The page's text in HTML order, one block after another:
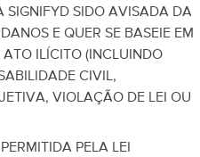
SIGNIFYD SIDO AVISADA DA
E QUER SE BASEIE EM
ILÍCITO (INCLUINDO
CIVIL,
VIOLAÇÃO DE LEI OU
PELA LEI